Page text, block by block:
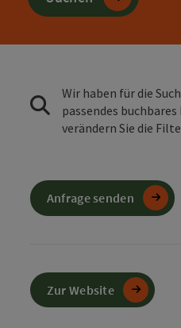
Wir haben für die
passendes
verändern Sie die
Anfrage senden
Zur Website